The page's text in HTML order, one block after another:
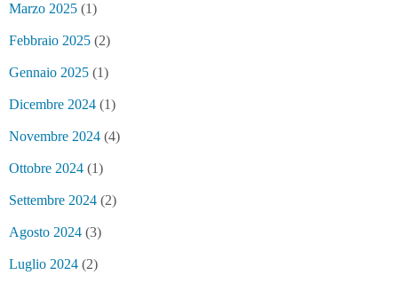
Marzo 2025 (1)
Febbraio 2025 (2)
Gennaio 2025 (1)
Dicembre 2024 (1)
Novembre 2024 (4)
Ottobre 2024 (1)
Settembre 2024 (2)
Agosto 2024 (3)
Luglio 2024 (2)